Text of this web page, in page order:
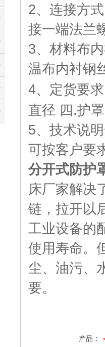
2、连接方式
接一端法兰
3、材料布
温布内衬钢
4、定货要求
直径 四 .护
5、技术说
可按客户要
分开式防护
床厂家解决
链，拉开以
工业设备的
使用寿命。
尘、油污、
要。
产品：